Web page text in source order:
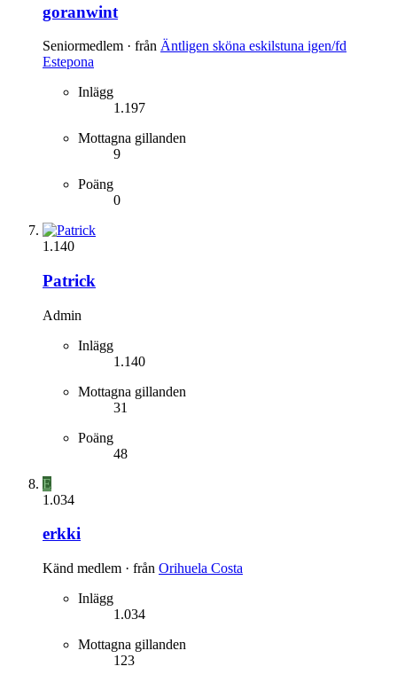
goranwint
Seniormedlem · från Äntligen sköna eskilstuna igen/fd
Estepona
Inlägg
1.197
Mottagna gillanden
9
Poäng
0
1.140
Patrick
Admin
Inlägg
1.140
Mottagna gillanden
31
Poäng
48
E
1.034
erkki
Känd medlem · från Orihuela Costa
Inlägg
1.034
Mottagna gillanden
123